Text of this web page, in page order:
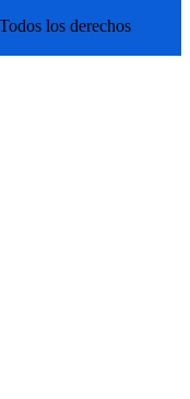
los derechos